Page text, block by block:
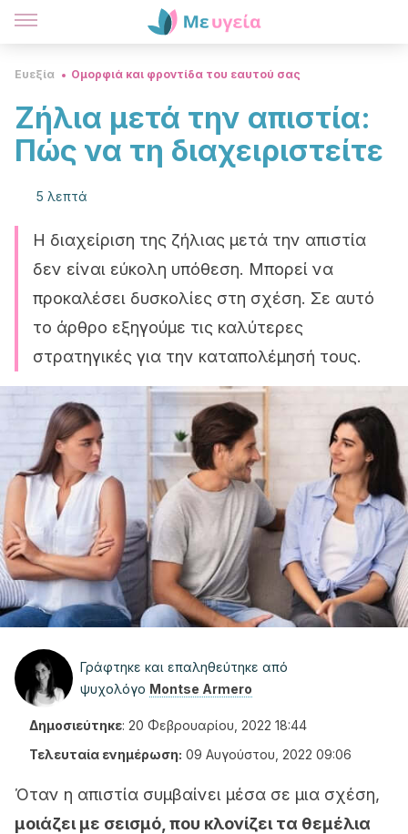
Ευεξία Ομορφιά και φροντίδα του εαυτού σας
Ζήλια μετά την απιστία:
Πώς να τη διαχειριστείτε
5 λεπτά
Η διαχείριση της ζήλιας μετά την απιστία
δεν είναι εύκολη υπόθεση. Μπορεί να
προκαλέσει δυσκολίες στη σχέση. Σε αυτό
το άρθρο εξηγούμε τις καλύτερες
στρατηγικές για την καταπολέμησή τους.
Γράφτηκε και επαληθεύτηκε από
ψυχολόγο Montse Armero
Δημοσιεύτηκε: 20 Φεβρουαρίου, 2022 18:44
Τελευταία ενημέρωση: 09 Αυγούστου, 2022 09:06
Όταν η απιστία συμβαίνει μέσα σε μια σχέση,
μοιάζει με σεισμό, που κλονίζει τα θεμέλια